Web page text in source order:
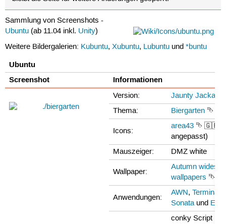
Sammlung von Screenshots -
Ubuntu(ab 11.04 inkl. Unity)
Weitere Bildergalerien: Kubuntu, Xubuntu, Lubuntuund *buntu
Ubuntu
Screenshot
Informationen
Version:
Jaunty
Thema:
Biergarten ⮷
Icons:
area43 ⮷ 🇬🇧
angepasst)
Mauszeiger:
DMZ white
Wallpaper:
Autumn
wallpapers ⮷
Anwendungen:
AWN,Terminal
Sonataund
conky Script ist